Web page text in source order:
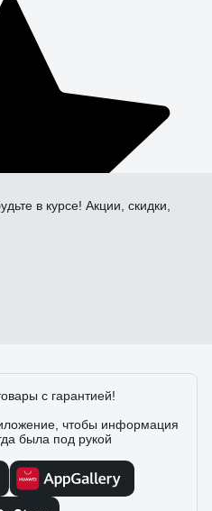
в курсе! Акции, скидки,
с гарантией!
чтобы информация
была под рукой